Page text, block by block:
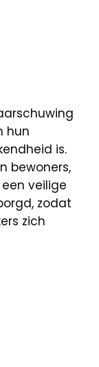
hun
is.
bewoners,
veilige
zodat
zich